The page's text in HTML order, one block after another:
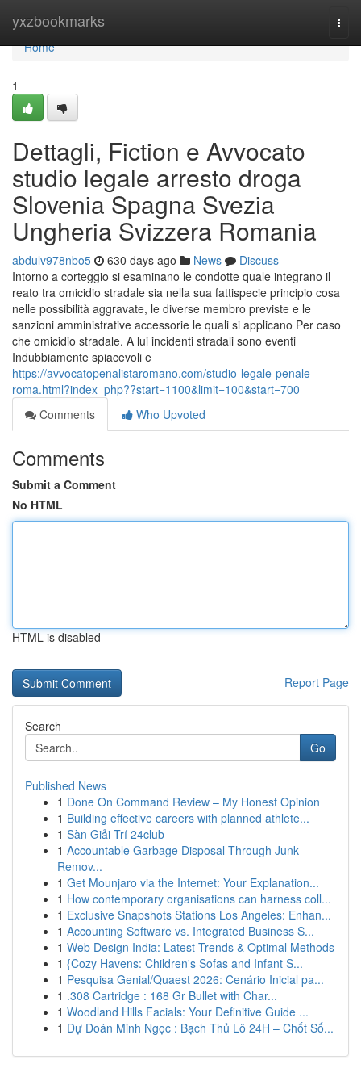
yxzbookmarks
Home
Home
1
Dettagli, Fiction e Avvocato
studio legale arresto droga
Slovenia Spagna Svezia
Ungheria Svizzera Romania
abdulv978nbo5 630 days ago News
Discuss
Intorno a corteggio si esaminano le condotte quale integrano il
reato tra omicidio stradale sia nella sua fattispecie principio cosa
nelle possibilità aggravate, le diverse membro previste e le
sanzioni amministrative accessorie le quali si applicano Per caso
che omicidio stradale. A lui incidenti stradali sono eventi
Indubbiamente spiacevoli e
https://avvocatopenalistaromano.com/studio-legale-penale-
roma.html?index_php??start=1100&limit=100&start=700
Comments
Who Upvoted
Comments
Submit a Comment
No HTML
HTML is disabled
Report Page
Search
Go
Published News
1 Done On Command Review – My Honest Opinion
1 Building effective careers with planned athlete...
1 Sàn Giải Trí 24club
1 Accountable Garbage Disposal Through Junk
Remov...
1 Get Mounjaro via the Internet: Your Explanation...
1 How contemporary organisations can harness coll...
1 Exclusive Snapshots Stations Los Angeles: Enhan...
1 Accounting Software vs. Integrated Business S...
1 Web Design India: Latest Trends & Optimal Methods
1 {Cozy Havens: Children's Sofas and Infant S...
1 Pesquisa Genial/Quaest 2026: Cenário Inicial pa...
1 .308 Cartridge : 168 Gr Bullet with Char...
1 Woodland Hills Facials: Your Definitive Guide ...
1 Dự Đoán Minh Ngọc : Bạch Thủ Lô 24H – Chốt Số...